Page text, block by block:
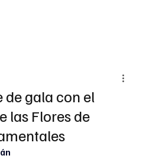
de gala con el
las Flores de